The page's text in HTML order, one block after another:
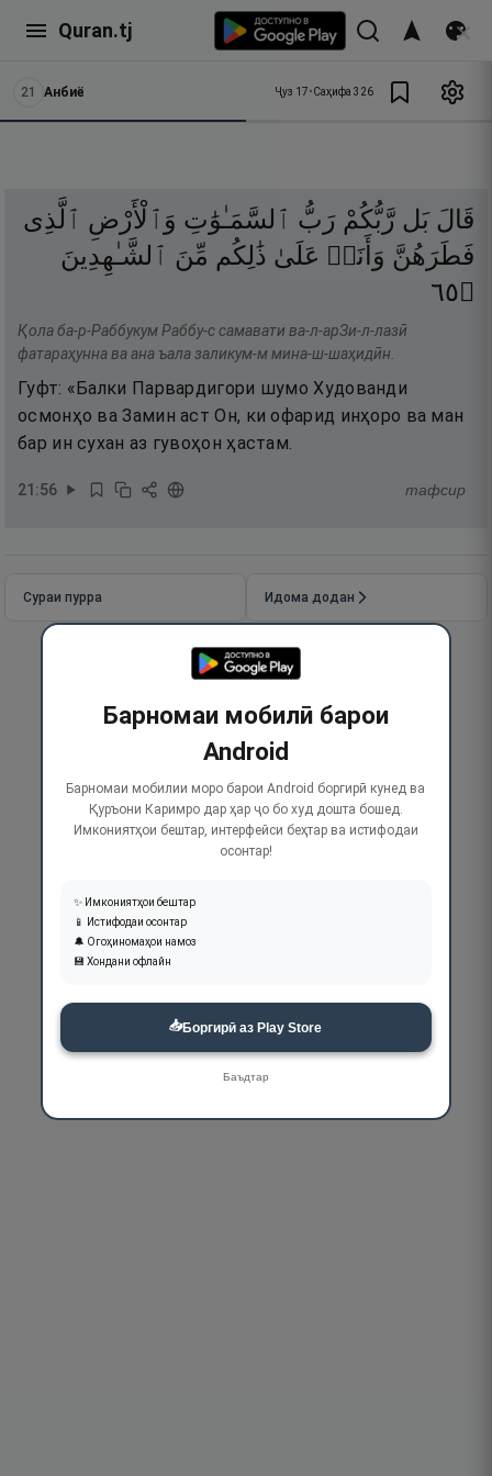
Quran.tj
21 Анбиё Ҷуз 17•Саҳифа 326
قَالَ بَل رَّبُّكُمْ رَبُّ ٱلسَّمَـٰوَٰتِ وَٱلْأَرْضِ ٱلَّذِى
فَطَرَهُنَّ وَأَنَا۠ عَلَىٰ ذَٰلِكُم مِّنَ ٱلشَّـٰهِدِينَ
۝٥٦
Қола ба-р-Раббукум Раббу-с самавати ва-л-арЗи-л-лазӣ
фатараҳунна ва ана ъала заликум-м мина-ш-шаҳидӣн.
Гуфт: «Балки Парвардигори шумо Худованди
осмонҳо ва Замин аст Он, ки офарид инҳоро ва ман
бар ин сухан аз гувоҳон ҳастам.
21:56 тафсир
Сураи пурра Идома додан
Барномаи мобилӣ барои
Android
Барномаи мобилии моро барои Android боргирӣ кунед ва
Қуръони Каримро дар ҳар ҷо бо худ дошта бошед.
Имкониятҳои бештар, интерфейси беҳтар ва истифодаи
осонтар!
✨ Имкониятҳои бештар
📱 Истифодаи осонтар
🔔 Огоҳиномаҳои намоз
💾 Хондани офлайн
📥Боргирӣ аз Play Store
Баъдтар